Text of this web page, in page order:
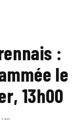
:
le
13h00